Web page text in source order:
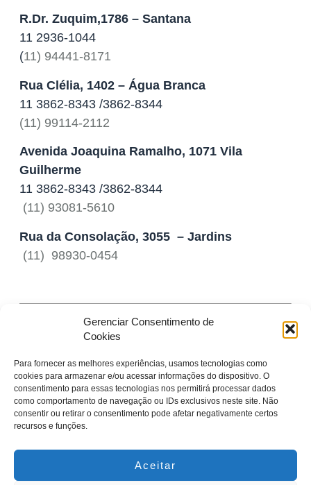
Gerenciar Consentimento de
Cookies
Para fornecer as melhores experiências, usamos tecnologias como
cookies para armazenar e/ou acessar informações do dispositivo. O
consentimento para essas tecnologias nos permitirá processar dados
como comportamento de navegação ou IDs exclusivos neste site. Não
consentir ou retirar o consentimento pode afetar negativamente certos
recursos e funções.
Aceitar
R.Dr. Zuquim,1786 – Santana
11 2936-1044
(11) 94441-8171
Rua Clélia, 1402 – Água Branca
‎11 3862-8343 /3862-8344
(11) 99114-2112
Avenida Joaquina Ramalho, 1071 Vila
Guilherme
‎11 3862-8343 /3862-8344
(11) 93081-5610
Rua da Consolação, 3055 – Jardins
(11) 98930-0454
Horário de Atendimento
Seg - Sex: 10:30h às 19:00h